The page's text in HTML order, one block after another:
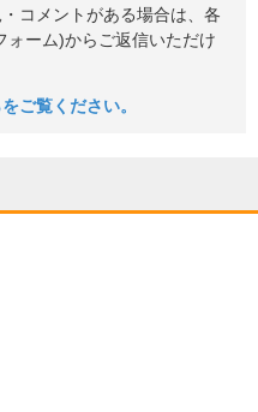
コメントがある場合は、各
ォーム)からご返信いただけ
ご覧ください。